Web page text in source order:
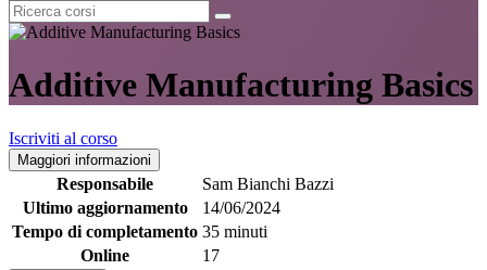
Additive Manufacturing Basics
Iscriviti al corso
Maggiori informazioni
Responsabile
Sam Bianchi Bazzi
Ultimo aggiornamento
14/06/2024
Tempo di completamento 35 minuti
Online
17